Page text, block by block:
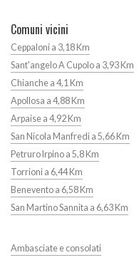
Comuni vicini
Ceppaloni a 3,18 Km
Sant'angelo A Cupolo a 3,93 Km
Chianche a 4,1 Km
Apollosa a 4,88 Km
Arpaise a 4,92 Km
San Nicola Manfredi a 5,66 Km
Petruro Irpino a 5,8 Km
Torrioni a 6,44 Km
Benevento a 6,58 Km
San Martino Sannita a 6,63 Km
Ambasciate e consolati